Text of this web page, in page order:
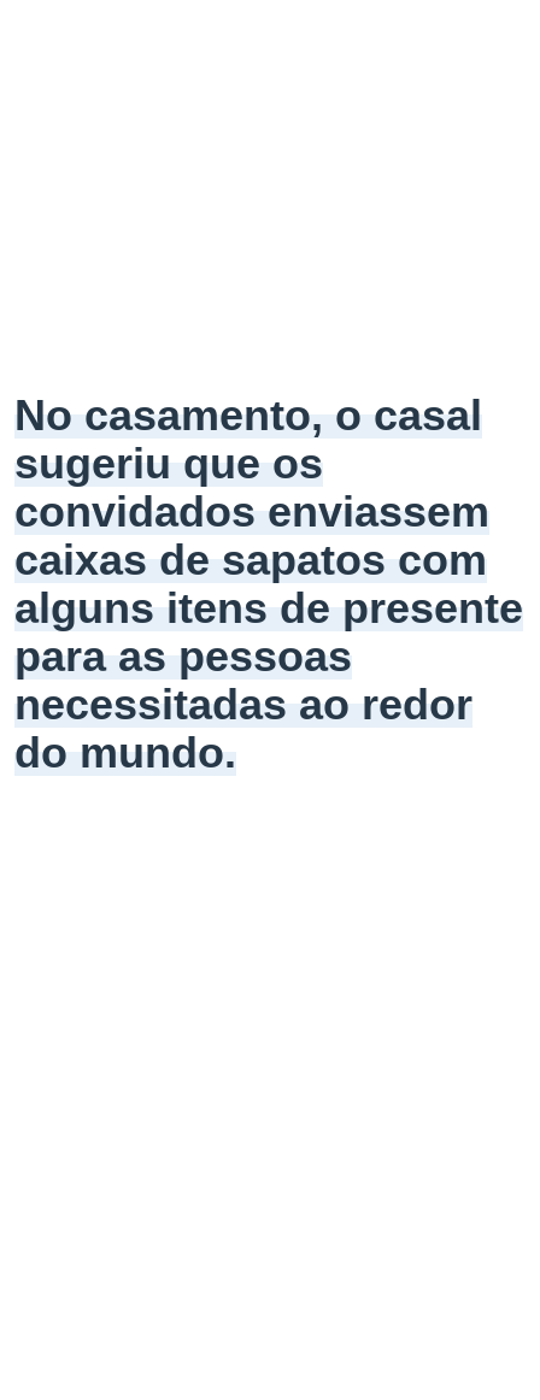
No casamento, o casal
sugeriu que os
convidados enviassem
caixas de sapatos com
alguns itens de presente
para as pessoas
necessitadas ao redor
do mundo.